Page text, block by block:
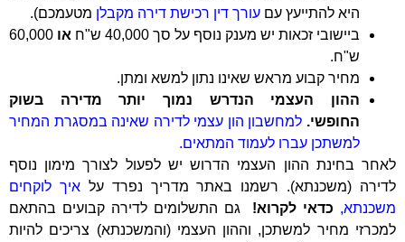
היא להתייעץ עם עורך דין רכישת דירה מקבלן מטעמכם).
ביישובי זכאות יש מענק נוסף על סך 40,000 ש"ח
או 60,000
ש"ח.
מחיר קבוע מראש שאינו נתון למשא ומתן.
ההון העצמי הנדרש נמוך יותר מדירה בשוק
החופשי. למחשבון הון עצמי לדירה שאינה במסגרת המחיר
למשתכן עברו לעמוד המתאים.
לאחר בחינת ההון העצמי הדרוש יש לפעול לצורך מימון נוסף
לדירה (משכנתא). רשמנו באתר מדריך נפרד עלאיך לוקחים
משכנתא, כדאי לקרוא! גם התשלומים לדירה קבועים בהתאם
למכרזי מחיר למשתכן, וההון העצמי (והמשכנתא) צריכים להיות